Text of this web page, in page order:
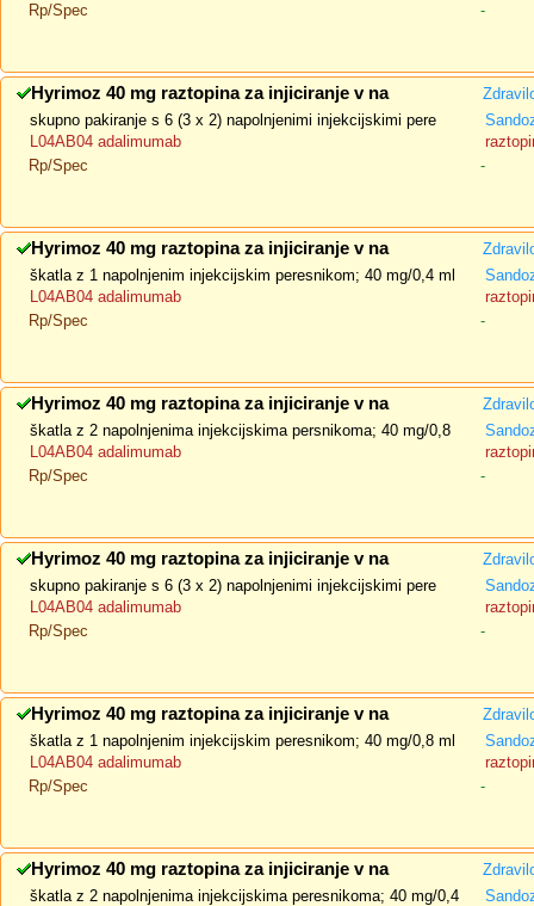
Rp/Spec
-
Hyrimoz 40 mg raztopina za injiciranje v na
skupno pakiranje s 6 (3 x 2) napolnjenimi injekcijskimi pere
L04AB04 adalimumab
Rp/Spec
-
Hyrimoz 40 mg raztopina za injiciranje v na
škatla z 1 napolnjenim injekcijskim peresnikom; 40 mg/0,4 ml
L04AB04 adalimumab
Rp/Spec
-
Hyrimoz 40 mg raztopina za injiciranje v na
škatla z 2 napolnjenima injekcijskima persnikoma; 40 mg/0,8
L04AB04 adalimumab
Rp/Spec
-
Hyrimoz 40 mg raztopina za injiciranje v na
skupno pakiranje s 6 (3 x 2) napolnjenimi injekcijskimi pere
L04AB04 adalimumab
Rp/Spec
-
Hyrimoz 40 mg raztopina za injiciranje v na
škatla z 1 napolnjenim injekcijskim peresnikom; 40 mg/0,8 ml
L04AB04 adalimumab
Rp/Spec
-
Hyrimoz 40 mg raztopina za injiciranje v na
škatla z 2 napolnjenima injekcijskima peresnikoma; 40 mg/0,4